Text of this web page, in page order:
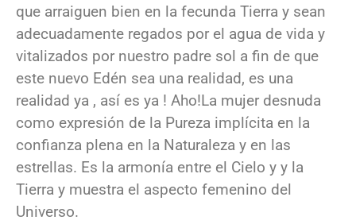
que arraiguen bien en la fecunda Tierra y sean
adecuadamente regados por el agua de vida y
vitalizados por nuestro padre sol a fin de que
este nuevo Edén sea una realidad, es una
realidad ya , así es ya ! Aho!La mujer desnuda
como expresión de la Pureza implícita en la
confianza plena en la Naturaleza y en las
estrellas. Es la armonía entre el Cielo y y la
Tierra y muestra el aspecto femenino del
Universo.